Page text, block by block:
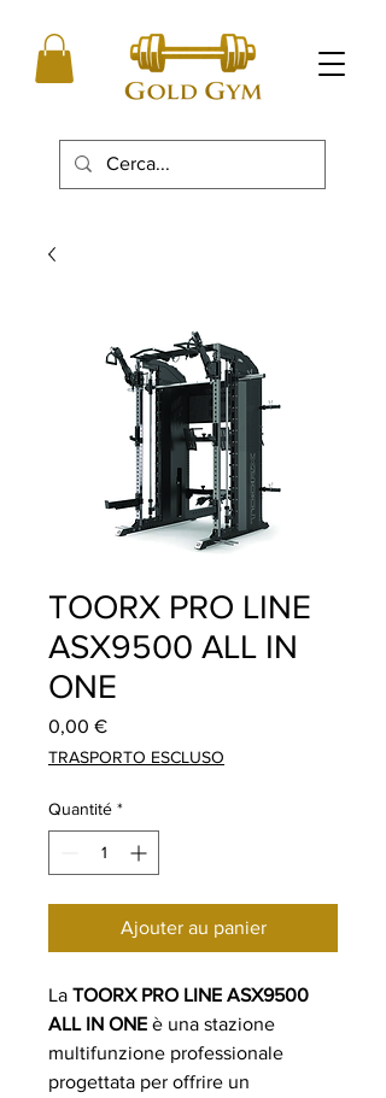
TOORX PRO LINE
ASX9500 ALL IN
ONE
0,00 €Prix
TRASPORTO ESCLUSO
Quantité *
Ajouter au panier
La TOORX PRO LINE ASX9500
ALL IN ONE è una stazione
multifunzione professionale
progettata per offrire un